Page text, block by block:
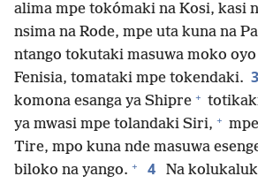
alima mpe tokómaki na Kosi, kasi
nsima na Rode, mpe uta kuna na
ntango tokutaki masuwa moko
Fenisia, tomataki mpe tokendaki. 3
komona esanga ya Shipre +
ya mwasi mpe tolandaki Siri, +
Tire, mpo kuna nde masuwa
biloko na yango. + 4
Na